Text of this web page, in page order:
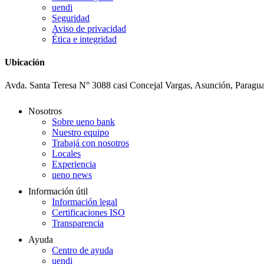
uendi
Seguridad
Aviso de privacidad
Ética e integridad
Ubicación
Avda. Santa Teresa N° 3088 casi Concejal Vargas, Asunción,
Nosotros
Sobre ueno bank
Nuestro equipo
Trabajá con nosotros
Locales
Experiencia
ueno news
Información útil
Información legal
Certificaciones ISO
Transparencia
Ayuda
Centro de ayuda
uendi